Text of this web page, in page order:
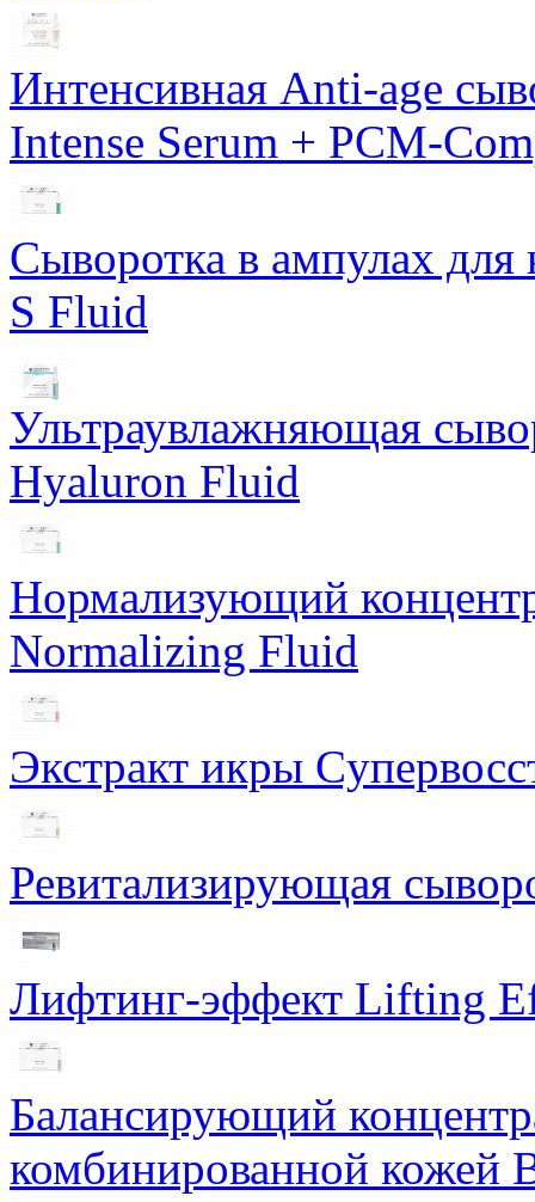
Интенсивная Anti-age
Intense Serum + PCM-
Сыворотка в ампулах для
S Fluid
Ультраувлажняющая
Hyaluron Fluid
Нормализующий
Normalizing Fluid
Экстракт икры
Ревитализирующая
Лифтинг-эффект Lifting
Балансирующий
комбинированной кожей